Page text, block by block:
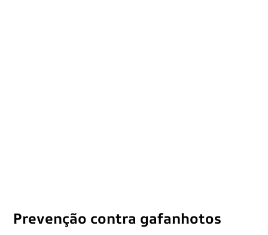
Prevenção contra gafanhotos